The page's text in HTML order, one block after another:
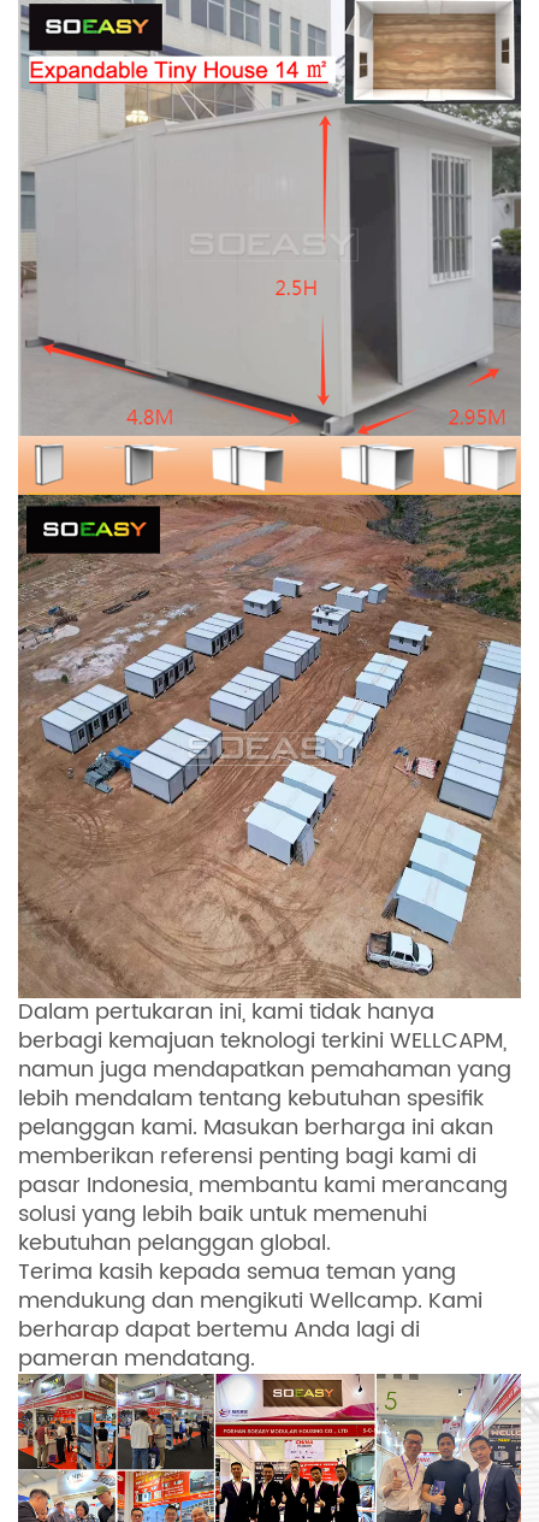
Dalam pertukaran ini, kami tidak hanya
berbagi kemajuan teknologi terkini WELLCAPM,
namun juga mendapatkan pemahaman yang
lebih mendalam tentang kebutuhan spesifik
pelanggan kami. Masukan berharga ini akan
memberikan referensi penting bagi kami di
pasar Indonesia, membantu kami merancang
solusi yang lebih baik untuk memenuhi
kebutuhan pelanggan global.
Terima kasih kepada semua teman yang
mendukung dan mengikuti Wellcamp. Kami
berharap dapat bertemu Anda lagi di
pameran mendatang.